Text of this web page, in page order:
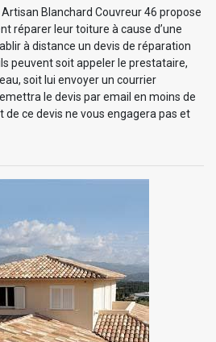
Blanchard Couvreur 46 propose
réparer leur toiture à cause d’une
à distance un devis de réparation
peuvent soit appeler le prestataire,
soit lui envoyer un courrier
le devis par email en moins de
de ce devis ne vous engagera pas et